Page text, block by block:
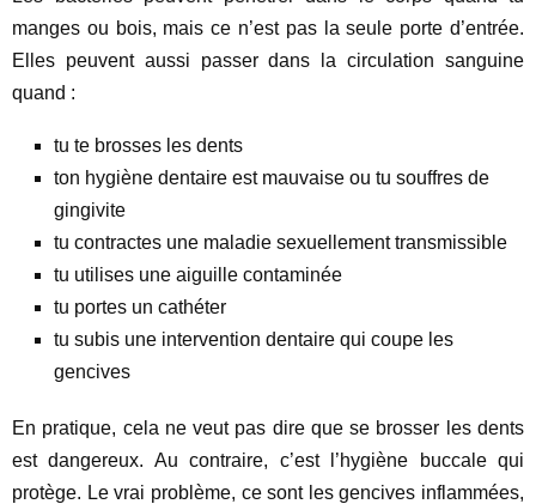
manges ou bois, mais ce n’est pas la seule porte d’entrée.
Elles peuvent aussi passer dans la circulation sanguine
quand :
tu te brosses les dents
ton hygiène dentaire est mauvaise ou tu souffres de
gingivite
tu contractes une maladie sexuellement transmissible
tu utilises une aiguille contaminée
tu portes un cathéter
tu subis une intervention dentaire qui coupe les
gencives
En pratique, cela ne veut pas dire que se brosser les dents
est dangereux. Au contraire, c’est l’hygiène buccale qui
protège. Le vrai problème, ce sont les gencives inflammées,